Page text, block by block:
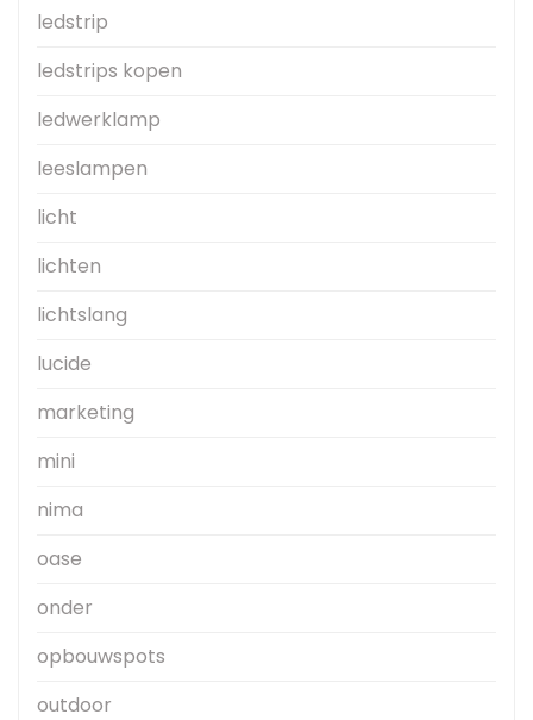
ledstrip
ledstrips kopen
ledwerklamp
leeslampen
licht
lichten
lichtslang
lucide
marketing
mini
nima
oase
onder
opbouwspots
outdoor